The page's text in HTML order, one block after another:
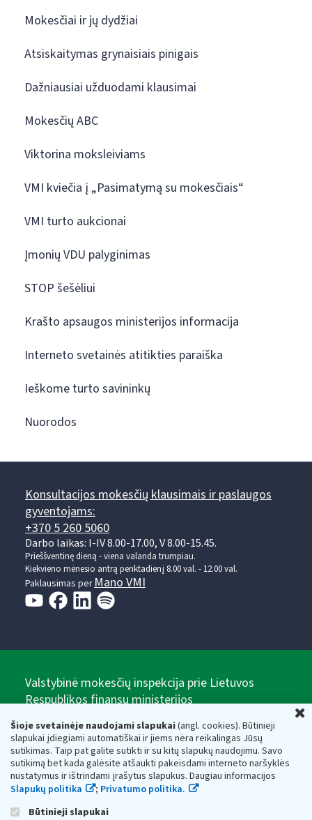
Šioje svetainėje naudojami slapukai(angl. cookies). Būtinieji
slapukai įdiegiami automatiškai ir jiems nėra reikalingas Jūsų
sutikimas. Taip pat galite sutikti ir su kitų slapukų naudojimu. Savo
sutikimą bet kada galėsite atšaukti pakeisdami interneto naršyklės
nustatymus ir ištrindami įrašytus slapukus. Daugiau informacijos
Slapukų politika
; Privatumo politika.
Būtinieji slapukai
Mokesčiai ir jų dydžiai
Atsiskaitymas grynaisiais pinigais
Dažniausiai užduodami klausimai
Mokesčių ABC
Viktorina moksleiviams
VMI kviečia į „Pasimatymą su mokesčiais“
VMI turto aukcionai
Įmonių VDU palyginimas
STOP šešėliui
Krašto apsaugos ministerijos informacija
Interneto svetainės atitikties paraiška
Ieškome turto savininkų
Nuorodos
Konsultacijos mokesčių klausimais ir paslaugos
gyventojams:
+370 5 260 5060
Darbo laikas: I-IV 8.00-17.00, V 8.00-15.45.
Prieššventinę dieną - viena valanda trumpiau.
Kiekvieno mėnesio antrą penktadienį 8.00 val. - 12.00 val.
Paklausimas perMano VMI
Valstybinė mokesčių inspekcija prie Lietuvos
Respublikos finansų ministerijos
Biudžetinė įstaiga. Juridinio asmens kodas — 188659752,
adresas: Vasario 16-osios g. 14, 01107 Vilnius, Lietuva, el.paštas:
vmi@vmi.lt, E. pristatymo dėžutės adresas 188659752
Duomenys apie Valstybinę mokesčių inspekciją prie Lietuvos
Respublikos finansų ministerijos kaupiami ir saugomi Juridinių
asmenų registre